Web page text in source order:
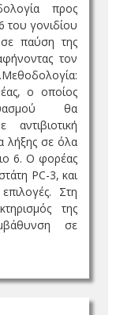
προς
του γονιδίου
παύση της
τον
ο οποίος
θα
λήξης σε όλα
6. Ο φορέας
PC-3, και
Στη
της
σε